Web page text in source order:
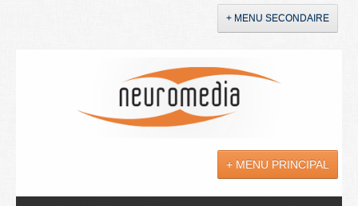
+ MENU SECONDAIRE
+ MENU PRINCIPAL